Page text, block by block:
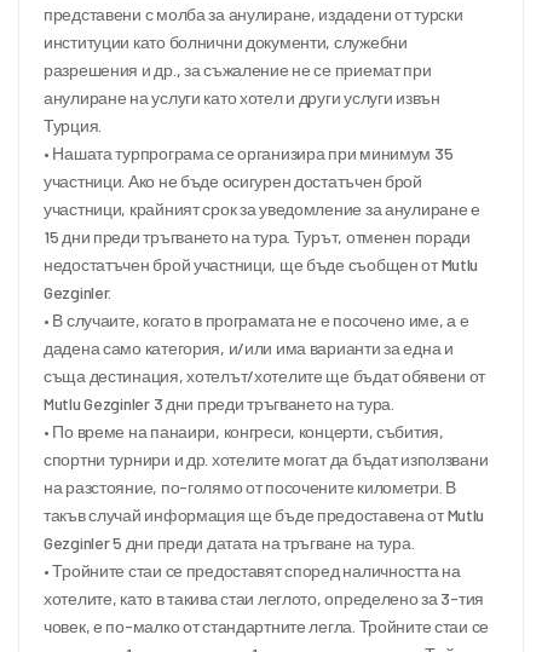
представени с молба за анулиране, издадени от турски
институции като болнични документи, служебни
разрешения и др., за съжаление не се приемат при
анулиране на услуги като хотел и други услуги извън
Турция.
• Нашата турпрограма се организира при минимум 35
участници. Ако не бъде осигурен достатъчен брой
участници, крайният срок за уведомление за анулиране е
15 дни преди тръгването на тура. Турът, отменен поради
недостатъчен брой участници, ще бъде съобщен от Mutlu
Gezginler.
• В случаите, когато в програмата не е посочено име, а е
дадена само категория, и/или има варианти за една и
съща дестинация, хотелът/хотелите ще бъдат обявени от
Mutlu Gezginler 3 дни преди тръгването на тура.
• По време на панаири, конгреси, концерти, събития,
спортни турнири и др. хотелите могат да бъдат използвани
на разстояние, по-голямо от посочените километри. В
такъв случай информация ще бъде предоставена от Mutlu
Gezginler 5 дни преди датата на тръгване на тура.
• Тройните стаи се предоставят според наличността на
хотелите, като в такива стаи леглото, определено за 3-тия
човек, е по-малко от стандартните легла. Тройните стаи се